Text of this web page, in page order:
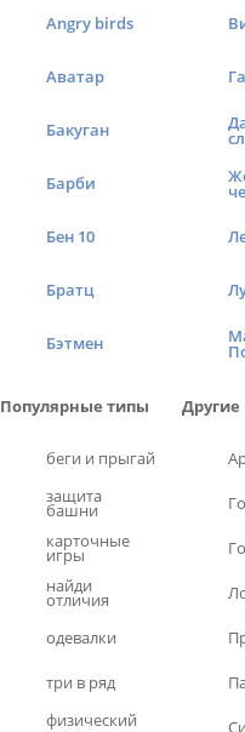
Angry birds
Аватар
Бакуган
Барби
Бен 10
Братц
Бэтмен
Популярные типы
беги и прыгай
защита
башни
карточные
игры
найди
отличия
одевалки
три в ряд
физический